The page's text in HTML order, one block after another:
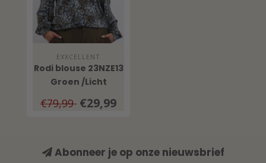
EXXCELLENT
Rodi blouse 23NZE13
Groen /Licht
€79,99 €29,99
Abonneer je op onze nieuwsbrief